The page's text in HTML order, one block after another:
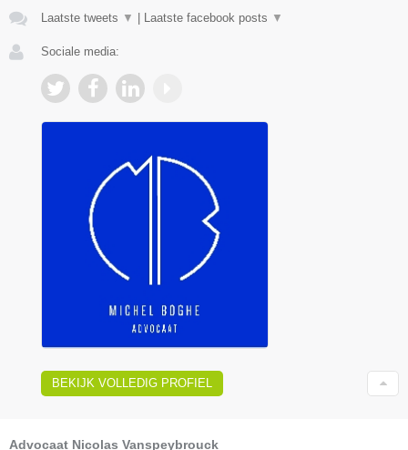
Laatste tweets ▼ Laatste facebook posts ▼
Sociale media:
BEKIJK VOLLEDIG PROFIEL
Advocaat Nicolas Vanspeybrouck